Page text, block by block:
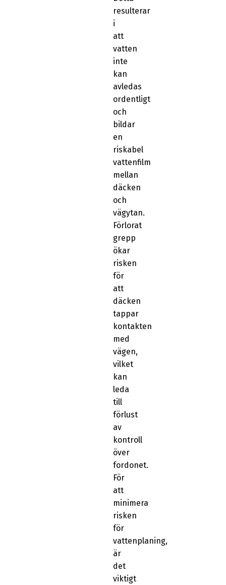
resulterar
i
att
vatten
inte
kan
avledas
ordentligt
och
bildar
en
riskabel
vattenfilm
mellan
däcken
och
vägytan.
Förlorat
grepp
ökar
risken
för
att
däcken
tappar
kontakten
med
vägen,
vilket
kan
leda
till
förlust
av
kontroll
över
fordonet.
För
att
minimera
risken
för
vattenplaning,
är
det
viktigt